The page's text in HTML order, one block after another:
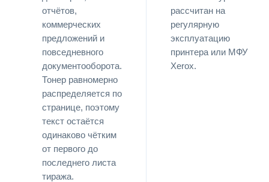
отчётов,
коммерческих
предложений и
повседневного
документооборота.
Тонер равномерно
распределяется по
странице, поэтому
текст остаётся
одинаково чётким
от первого до
последнего листа
тиража.
рассчитан на
регулярную
эксплуатацию
принтера или МФУ
Xerox.